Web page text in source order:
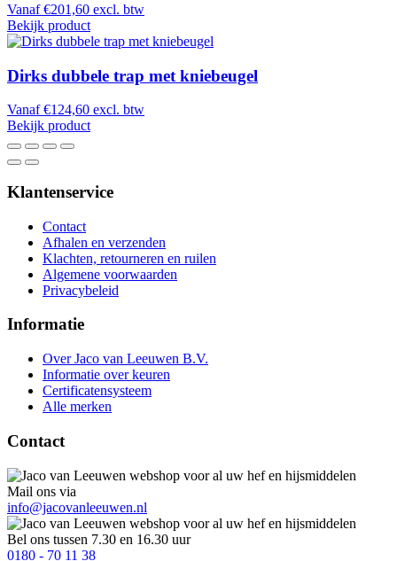
Vanaf€201,60 excl. btw
Bekijk product
Dirks dubbele trap met kniebeugel
Vanaf€124,60 excl. btw
Bekijk product
Klantenservice
Contact
Afhalen en verzenden
Klachten, retourneren en ruilen
Algemene voorwaarden
Privacybeleid
Informatie
Over Jaco van Leeuwen B.V.
Informatie over keuren
Certificatensysteem
Alle merken
Contact
Mail ons via
info@jacovanleeuwen.nl
Bel ons tussen 7.30 en 16.30 uur
0180 - 70 11 38